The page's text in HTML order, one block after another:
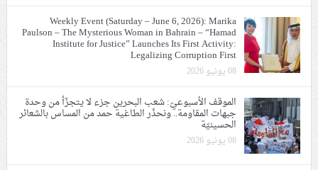
Weekly Event (Saturday – June 6, 2026): Marika
Paulson – The Mysterious Woman in Bahrain – “Hamad
Institute for Justice” Launches Its First Activity:
Legalizing Corruption First
08 يونيو 2026
الموقف الأسبوعيّ: شعب البحرين جزء لا يتجزّأ من وحدة
جبهات المقاومة.. ونحذّر الطاغية حمد من المساس بالشعائر
الحسينيّة
08 يونيو 2026